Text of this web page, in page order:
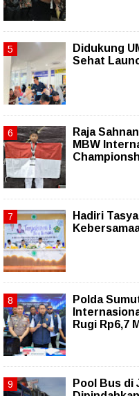
Didukung
Sehat
Raja
MBW
Hadiri
Polda
Rugi Rp6,7
Pool Bus di